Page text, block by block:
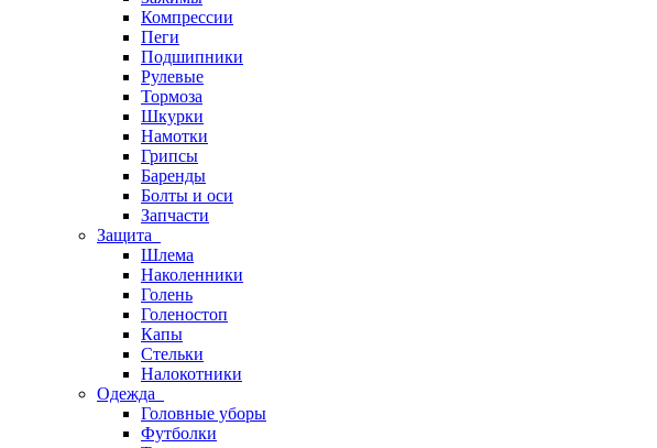
Компрессии
Пеги
Подшипники
Рулевые
Тормоза
Шкурки
Намотки
Грипсы
Баренды
Болты и оси
Запчасти
Защита
Шлема
Наколенники
Голень
Голеностоп
Капы
Стельки
Налокотники
Одежда
Головные уборы
Футболки